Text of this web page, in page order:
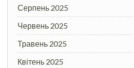
Серпень 2025
Червень 2025
Травень 2025
Квітень 2025